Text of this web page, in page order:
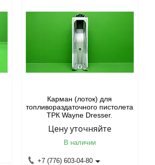
Карман (лоток) для
топливораздаточного пистолета
ТРК Wayne Dresser.
Цену уточняйте
В наличии
+7 (776) 603-04-80